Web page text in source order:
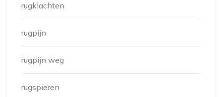
rugklachten
rugpijn
rugpijn weg
rugspieren